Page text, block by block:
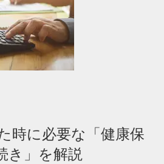
時に必要な「健康保
き」を解説